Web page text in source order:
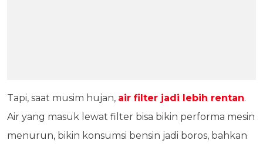
Tapi, saat musim hujan, air filter jadi lebih rentan.
Air yang masuk lewat filter bisa bikin performa mesin
menurun, bikin konsumsi bensin jadi boros, bahkan